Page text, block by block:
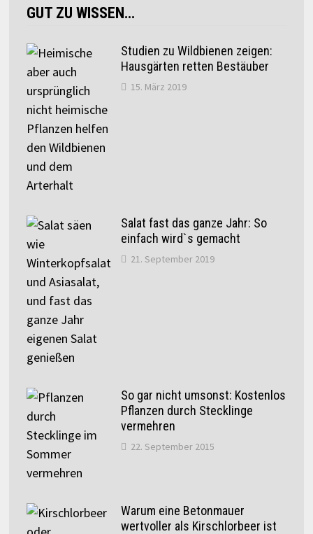
GUT ZU WISSEN…
Studien zu Wildbienen zeigen:
Hausgärten retten Bestäuber
15. März 2019
Salat fast das ganze Jahr: So
einfach wird`s gemacht
21. September 2019
So gar nicht umsonst: Kostenlos
Pflanzen durch Stecklinge
vermehren
22. September 2015
Warum eine Betonmauer
wertvoller als Kirschlorbeer ist